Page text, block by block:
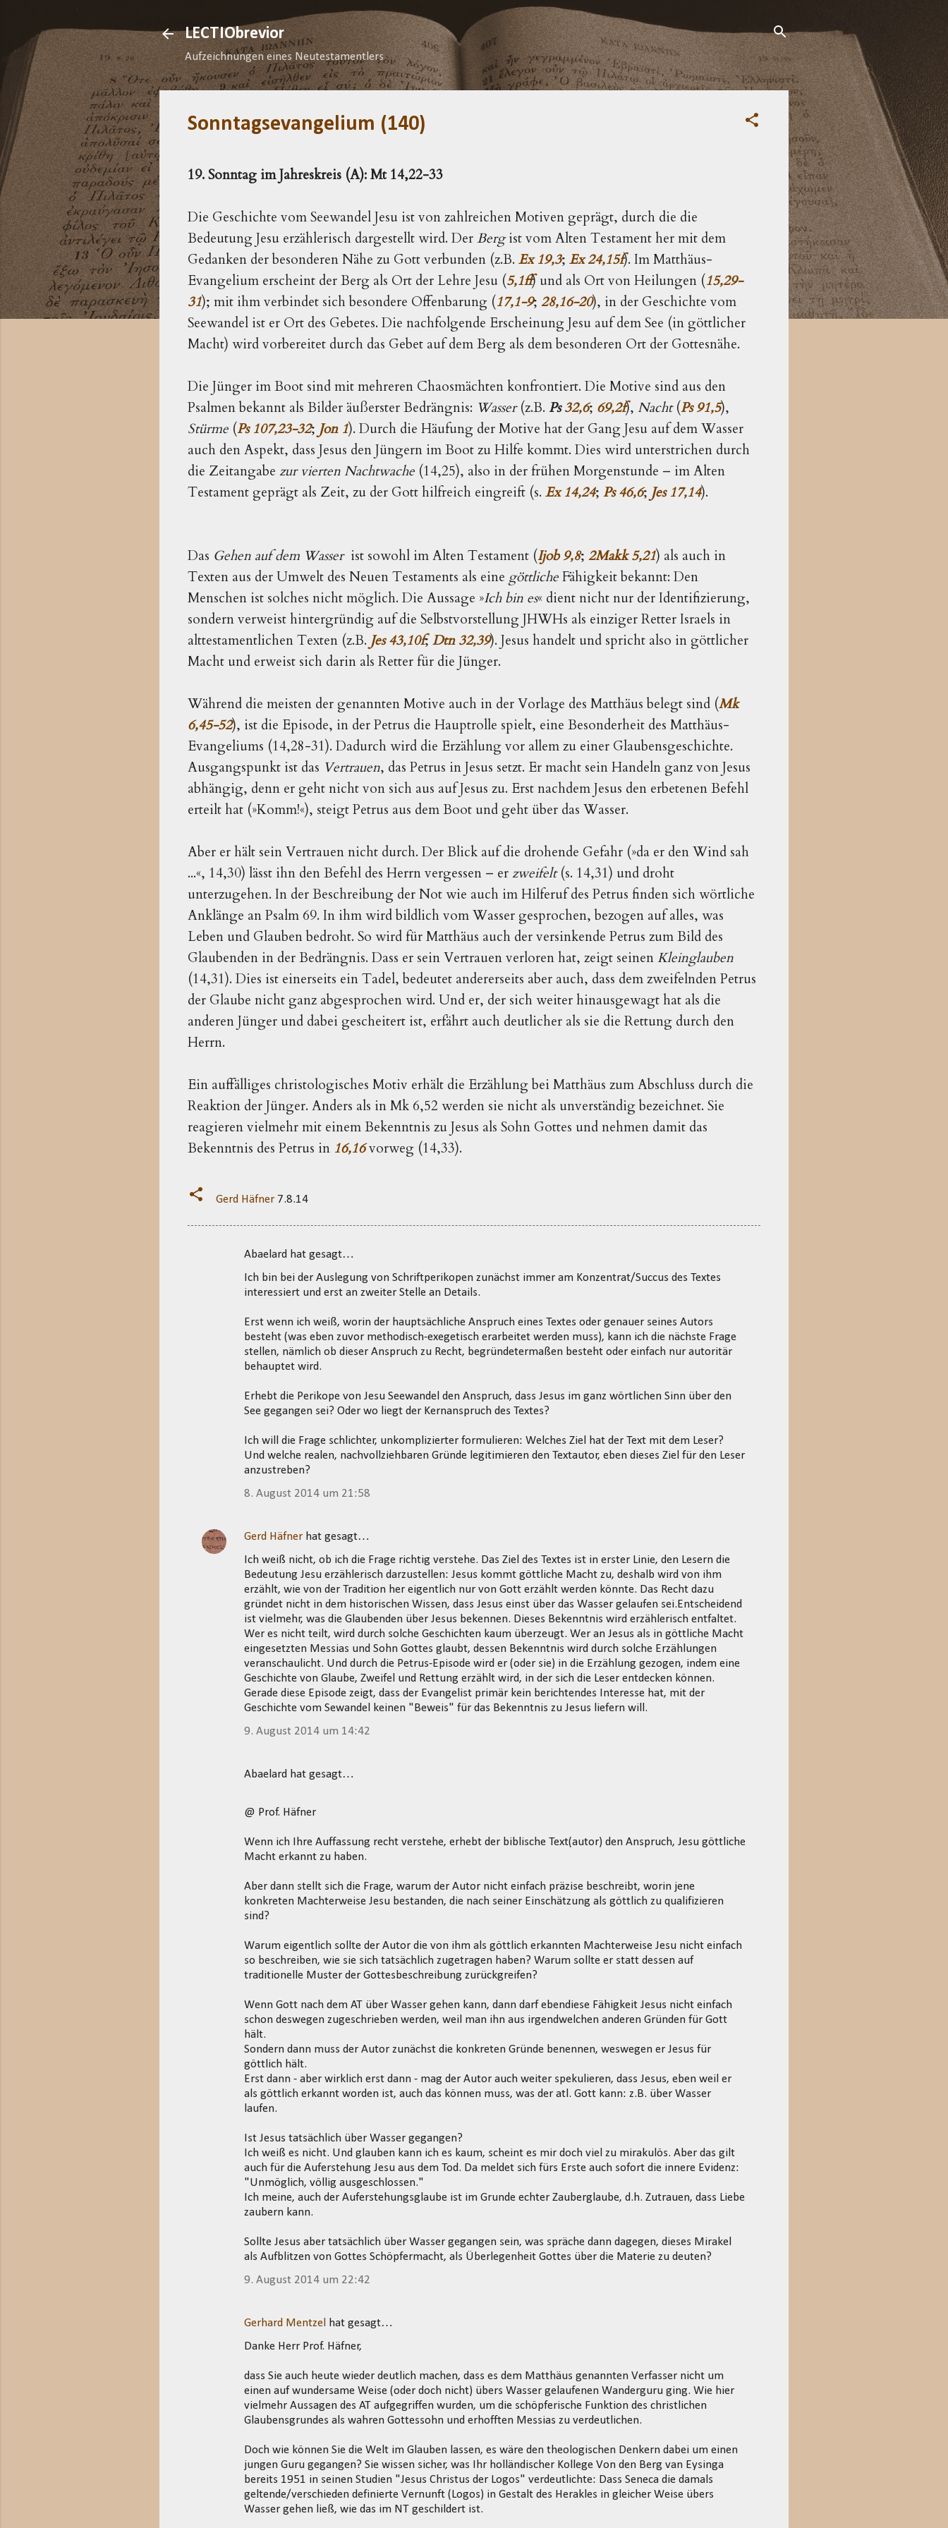
Direkt zum Hauptbereich
LECTIObrevior
Aufzeichnungen eines Neutestamentlers
Sonntagsevangelium (140)
19. Sonntag im Jahreskreis (A): Mt 14,22-33
Die Geschichte vom Seewandel Jesu ist von zahlreichen Motiven geprägt, durch die die
Bedeutung Jesu erzählerisch dargestellt wird. DerBergist vom Alten Testament her mit dem
Gedanken der besonderen Nähe zu Gott verbunden (z.B. Ex 19,3; Ex 24,15f). Im Matthäus-
Evangelium erscheint der Berg als Ort der Lehre Jesu (5,1ff) und als Ort von Heilungen (15,29-
31); mit ihm verbindet sich besondere Offenbarung (17,1-9; 28,16-20), in der Geschichte vom
Seewandel ist er Ort des Gebetes. Die nachfolgende Erscheinung Jesu auf dem See (in göttlicher
Macht) wird vorbereitet durch das Gebet auf dem Berg als dem besonderen Ort der Gottesnähe.
Die Jünger im Boot sind mit mehreren Chaosmächten konfrontiert. Die Motive sind aus den
Psalmen bekannt als Bilder äußerster Bedrängnis: Wasser(z.B. Ps32,6; 69,2f), Nacht(Ps 91,5),
Stürme (Ps 107,23-32; Jon 1). Durch die Häufung der Motive hat der Gang Jesu auf dem Wasser
auch den Aspekt, dass Jesus den Jüngern im Boot zu Hilfe kommt. Dies wird unterstrichen durch
die Zeitangabe zur vierten Nachtwache (14,25), also in der frühen Morgenstunde – im Alten
Testament geprägt als Zeit, zu der Gott hilfreich eingreift (s. Ex 14,24; Ps 46,6; Jes 17,14).
Das Gehen auf dem Wasserist sowohl im Alten Testament (Ijob 9,8; 2Makk 5,21) als auch in
Texten aus der Umwelt des Neuen Testaments als eine göttlicheFähigkeit bekannt: Den
Menschen ist solches nicht möglich. Die Aussage »Ich bin es« dient nicht nur der Identifizierung,
sondern verweist hintergründig auf die Selbstvorstellung JHWHs als einziger Retter Israels in
alttestamentlichen Texten (z.B. Jes 43,10f;Dtn 32,39). Jesus handelt und spricht also in göttlicher
Macht und erweist sich darin als Retter für die Jünger.
Während die meisten der genannten Motive auch in der Vorlage des Matthäus belegt sind (Mk
6,45-52), ist die Episode, in der Petrus die Hauptrolle spielt, eine Besonderheit des Matthäus-
Evangeliums (14,28-31). Dadurch wird die Erzählung vor allem zu einer Glaubensgeschichte.
Ausgangspunkt ist das Vertrauen, das Petrus in Jesus setzt. Er macht sein Handeln ganz von Jesus
abhängig, denn er geht nicht von sich aus auf Jesus zu. Erst nachdem Jesus den erbetenen Befehl
erteilt hat (»Komm!«), steigt Petrus aus dem Boot und geht über das Wasser.
Aber er hält sein Vertrauen nicht durch. Der Blick auf die drohende Gefahr (»da er den Wind sah
...«, 14,30) lässt ihn den Befehl des Herrn vergessen – erzweifelt(s. 14,31) und droht
unterzugehen. In der Beschreibung der Not wie auch im Hilferuf des Petrus finden sich wörtliche
Anklänge an Psalm 69. In ihm wird bildlich vom Wasser gesprochen, bezogen auf alles, was
Leben und Glauben bedroht. So wird für Matthäus auch der versinkende Petrus zum Bild des
Glaubenden in der Bedrängnis. Dass er sein Vertrauen verloren hat, zeigt seinenKleinglauben
(14,31). Dies ist einerseits ein Tadel, bedeutet andererseits aber auch, dass dem zweifelnden Petrus
der Glaube nicht ganz abgesprochen wird. Und er, der sich weiter hinausgewagt hat als die
anderen Jünger und dabei gescheitert ist, erfährt auch deutlicher als sie die Rettung durch den
Herrn.
Ein auffälliges christologisches Motiv erhält die Erzählung bei Matthäus zum Abschluss durch die
Reaktion der Jünger. Anders als in Mk 6,52 werden sie nicht als unverständig bezeichnet. Sie
reagieren vielmehr mit einem Bekenntnis zu Jesus als Sohn Gottes und nehmen damit das
Bekenntnis des Petrus in 16,16vorweg (14,33).
Gerd Häfner 7.8.14
Abaelard hat gesagt…
Ich bin bei der Auslegung von Schriftperikopen zunächst immer am Konzentrat/Succus des Textes
interessiert und erst an zweiter Stelle an Details.
Erst wenn ich weiß, worin der hauptsächliche Anspruch eines Textes oder genauer seines Autors
besteht (was eben zuvor methodisch-exegetisch erarbeitet werden muss), kann ich die nächste Frage
stellen, nämlich ob dieser Anspruch zu Recht, begründetermaßen besteht oder einfach nur autoritär
behauptet wird.
Erhebt die Perikope von Jesu Seewandel den Anspruch, dass Jesus im ganz wörtlichen Sinn über den
See gegangen sei? Oder wo liegt der Kernanspruch des Textes?
Ich will die Frage schlichter, unkomplizierter formulieren: Welches Ziel hat der Text mit dem Leser?
Und welche realen, nachvollziehbaren Gründe legitimieren den Textautor, eben dieses Ziel für den Leser
anzustreben?
8. August 2014 um 21:58
Gerd Häfner hat gesagt…
Ich weiß nicht, ob ich die Frage richtig verstehe. Das Ziel des Textes ist in erster Linie, den Lesern die
Bedeutung Jesu erzählerisch darzustellen: Jesus kommt göttliche Macht zu, deshalb wird von ihm
erzählt, wie von der Tradition her eigentlich nur von Gott erzählt werden könnte. Das Recht dazu
gründet nicht in dem historischen Wissen, dass Jesus einst über das Wasser gelaufen sei.Entscheidend
ist vielmehr, was die Glaubenden über Jesus bekennen. Dieses Bekenntnis wird erzählerisch entfaltet.
Wer es nicht teilt, wird durch solche Geschichten kaum überzeugt. Wer an Jesus als in göttliche Macht
eingesetzten Messias und Sohn Gottes glaubt, dessen Bekenntnis wird durch solche Erzählungen
veranschaulicht. Und durch die Petrus-Episode wird er (oder sie) in die Erzählung gezogen, indem eine
Geschichte von Glaube, Zweifel und Rettung erzählt wird, in der sich die Leser entdecken können.
Gerade diese Episode zeigt, dass der Evangelist primär kein berichtendes Interesse hat, mit der
Geschichte vom Sewandel keinen "Beweis" für das Bekenntnis zu Jesus liefern will.
9. August 2014 um 14:42
Abaelard hat gesagt…
@ Prof. Häfner
Wenn ich Ihre Auffassung recht verstehe, erhebt der biblische Text(autor) den Anspruch, Jesu göttliche
Macht erkannt zu haben.
Aber dann stellt sich die Frage, warum der Autor nicht einfach präzise beschreibt, worin jene
konkreten Machterweise Jesu bestanden, die nach seiner Einschätzung als göttlich zu qualifizieren
sind?
Warum eigentlich sollte der Autor die von ihm als göttlich erkannten Machterweise Jesu nicht einfach
so beschreiben, wie sie sich tatsächlich zugetragen haben? Warum sollte er statt dessen auf
traditionelle Muster der Gottesbeschreibung zurückgreifen?
Wenn Gott nach dem AT über Wasser gehen kann, dann darf ebendiese Fähigkeit Jesus nicht einfach
schon deswegen zugeschrieben werden, weil man ihn aus irgendwelchen anderen Gründen für Gott
hält.
Sondern dann muss der Autor zunächst die konkreten Gründe benennen, weswegen er Jesus für
göttlich hält.
Erst dann - aber wirklich erst dann - mag der Autor auch weiter spekulieren, dass Jesus, eben weil er
als göttlich erkannt worden ist, auch das können muss, was der atl. Gott kann: z.B. über Wasser
laufen.
Ist Jesus tatsächlich über Wasser gegangen?
Ich weiß es nicht. Und glauben kann ich es kaum, scheint es mir doch viel zu mirakulös. Aber das gilt
auch für die Auferstehung Jesu aus dem Tod. Da meldet sich fürs Erste auch sofort die innere Evidenz:
"Unmöglich, völlig ausgeschlossen."
Ich meine, auch der Auferstehungsglaube ist im Grunde echter Zauberglaube, d.h. Zutrauen, dass Liebe
zaubern kann.
Sollte Jesus aber tatsächlich über Wasser gegangen sein, was spräche dann dagegen, dieses Mirakel
als Aufblitzen von Gottes Schöpfermacht, als Überlegenheit Gottes über die Materie zu deuten?
9. August 2014 um 22:42
Gerhard Mentzel
hat gesagt…
Danke Herr Prof. Häfner,
dass Sie auch heute wieder deutlich machen, dass es dem Matthäus genannten Verfasser nicht um
einen auf wundersame Weise (oder doch nicht) übers Wasser gelaufenen Wanderguru ging. Wie hier
vielmehr Aussagen des AT aufgegriffen wurden, um die schöpferische Funktion des christlichen
Glaubensgrundes als wahren Gottessohn und erhofften Messias zu verdeutlichen.
Doch wie können Sie die Welt im Glauben lassen, es wäre den theologischen Denkern dabei um einen
jungen Guru gegangen? Sie wissen sicher, was Ihr holländischer Kollege Von den Berg van Eysinga
bereits 1951 in seinen Studien "Jesus Christus der Logos" verdeutlichte: Dass Seneca die damals
geltende/verschieden definierte Vernunft (Logos) in Gestalt des Herakles in gleicher Weise übers
Wasser gehen ließ, wie das im NT geschildert ist.